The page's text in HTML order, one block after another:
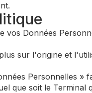
vos Données
sur l'origine et
Personnelles
que soit le Terminal